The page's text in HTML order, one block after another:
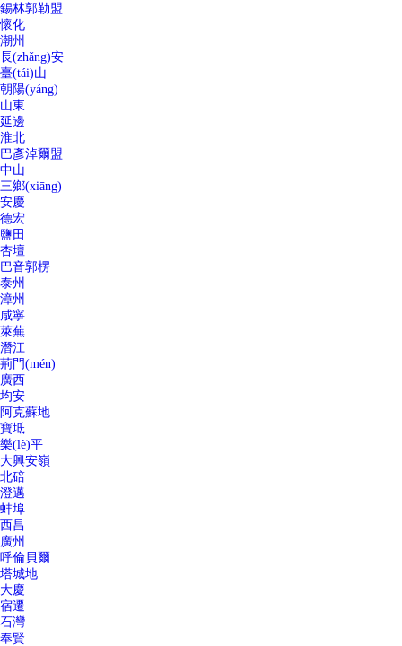
錫林郭勒盟
懷化
潮州
長(zhǎng)安
臺(tái)山
朝陽(yáng)
山東
延邊
淮北
巴彥淖爾盟
中山
三鄉(xiāng)
安慶
德宏
鹽田
杏壇
巴音郭楞
泰州
漳州
咸寧
萊蕪
潛江
荊門(mén)
廣西
均安
阿克蘇地
寶坻
樂(lè)平
大興安嶺
北碚
澄邁
蚌埠
西昌
廣州
呼倫貝爾
塔城地
大慶
宿遷
石灣
奉賢